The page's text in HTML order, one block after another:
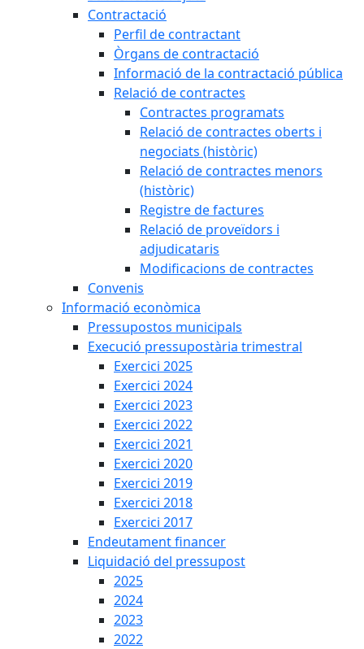
Contractació
Perfil de contractant
Òrgans de contractació
Informació de la contractació pública
Relació de contractes
Contractes programats
Relació de contractes oberts i
negociats (històric)
Relació de contractes menors
(històric)
Registre de factures
Relació de proveïdors i
adjudicataris
Modificacions de contractes
Convenis
Informació econòmica
Pressupostos municipals
Execució pressupostària trimestral
Exercici 2025
Exercici 2024
Exercici 2023
Exercici 2022
Exercici 2021
Exercici 2020
Exercici 2019
Exercici 2018
Exercici 2017
Endeutament financer
Liquidació del pressupost
2025
2024
2023
2022